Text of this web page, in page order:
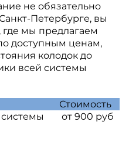
не обязательно
Петербурге, вы
где мы предлагаем
доступным ценам,
колодок до
всей системы
Стоимость
от 900 руб